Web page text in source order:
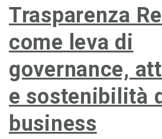
Trasparenza
come leva di
governance,
e sostenibilità
business